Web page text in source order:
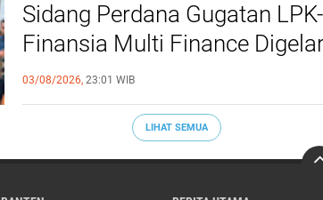
Sidang Perdana Gugatan
Finansia Multi Finance
Jaminan Fidusia Jadi Sorotan
03/08/2026, 23:01 WIB
LIHAT SEMUA